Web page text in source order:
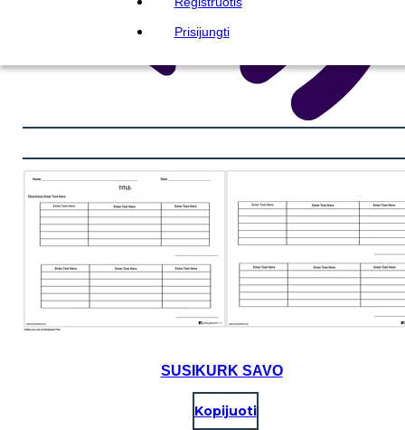
Prisijungti
SUSIKURK SAVO
Kopijuoti